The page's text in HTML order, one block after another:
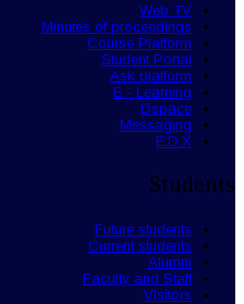
Web TV
Minutes of proceedings
Course Platform
Student Portal
Ask platform
E - Learning
Dspace
Messaging
E.D.X
Students
Future students
Current students
Alumni
Faculty and Staff
Visitors